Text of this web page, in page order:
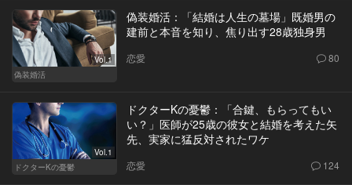
Vol.1
偽装婚活
偽装婚活：「結婚は人生の墓場」既婚男の
建前と本音を知り、焦り出す28歳独身男
恋愛 80
Vol.1
ドクターKの憂鬱
ドクターKの憂鬱：「合鍵、もらってもい
い？」医師が25歳の彼女と結婚を考えた矢
先、実家に猛反対されたワケ
恋愛 124